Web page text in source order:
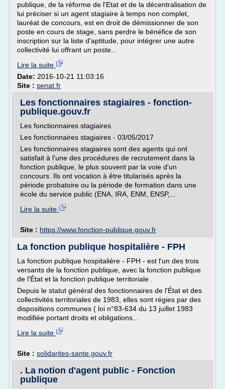
publique, de la réforme de l'Etat et de la décentralisation de
lui préciser si un agent stagiaire à temps non complet,
lauréat de concours, est en droit de démissionner de son
poste en cours de stage, sans perdre le bénéfice de son
inscription sur la liste d'aptitude, pour intégrer une autre
collectivité lui offrant un poste...
Lire la suite
Date: 2016-10-21 11:03:16
Site : senat.fr
Les fonctionnaires stagiaires - fonction-
publique.gouv.fr
Les fonctionnaires stagiaires
Les fonctionnaires stagiaires - 03/05/2017
Les fonctionnaires stagiaires sont des agents qui ont
satisfait à l'une des procédures de recrutement dans la
fonction publique, le plus souvent par la voie d'un
concours. Ils ont vocation à être titularisés après la
période probatoire ou la période de formation dans une
école du service public (ENA, IRA, ENM, ENSP,...
Lire la suite
Site : https://www.fonction-publique.gouv.fr
La fonction publique hospitalière - FPH
La fonction publique hospitalière - FPH - est l'un des trois
versants de la fonction publique, avec la fonction publique
de l'État et la fonction publique territoriale .
Depuis le statut général des fonctionnaires de l'État et des
collectivités territoriales de 1983, elles sont régies par des
dispositions communes ( loi n°83-634 du 13 juillet 1983
modifiée portant droits et obligations...
Lire la suite
Site : solidarites-sante.gouv.fr
. La notion d'agent public - Fonction
publique